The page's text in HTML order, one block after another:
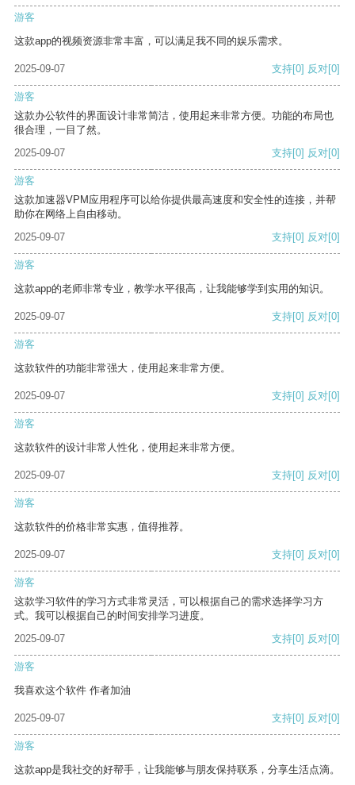
游客
这款app的视频资源非常丰富，可以满足我不同的娱乐需求。
2025-09-07 支持[0] 反对[0]
游客
这款办公软件的界面设计非常简洁，使用起来非常方便。功能的布局也
很合理，一目了然。
2025-09-07
支持[0] 反对[0]
游客
这款加速器VPM应用程序可以给你提供最高速度和安全性的连接，并帮
助你在网络上自由移动。
2025-09-07
支持[0] 反对[0]
游客
这款app的老师非常专业，教学水平很高，让我能够学到实用的知识。
2025-09-07 支持[0] 反对[0]
游客
这款软件的功能非常强大，使用起来非常方便。
2025-09-07 支持[0] 反对[0]
游客
这款软件的设计非常人性化，使用起来非常方便。
2025-09-07 支持[0] 反对[0]
游客
这款软件的价格非常实惠，值得推荐。
2025-09-07 支持[0] 反对[0]
游客
这款学习软件的学习方式非常灵活，可以根据自己的需求选择学习方
式。我可以根据自己的时间安排学习进度。
2025-09-07
支持[0] 反对[0]
游客
我喜欢这个软件 作者加油
2025-09-07 支持[0] 反对[0]
游客
这款app是我社交的好帮手，让我能够与朋友保持联系，分享生活点滴。